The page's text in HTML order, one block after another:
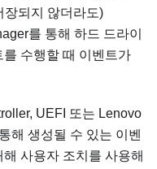
장되지 않더라도)
를 통해 하드 드라이
수행할 때 이벤트가
, UEFI 또는 Lenovo
해 생성될 수 있는 이벤
사용자 조치를 사용해